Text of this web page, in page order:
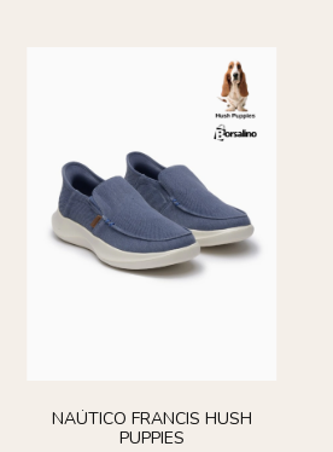
NAÚTICO FRANCIS HUSH
PUPPIES